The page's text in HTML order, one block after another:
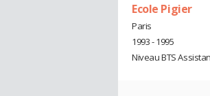
Ecole Pigier
Paris
1993 - 1995
Niveau BTS